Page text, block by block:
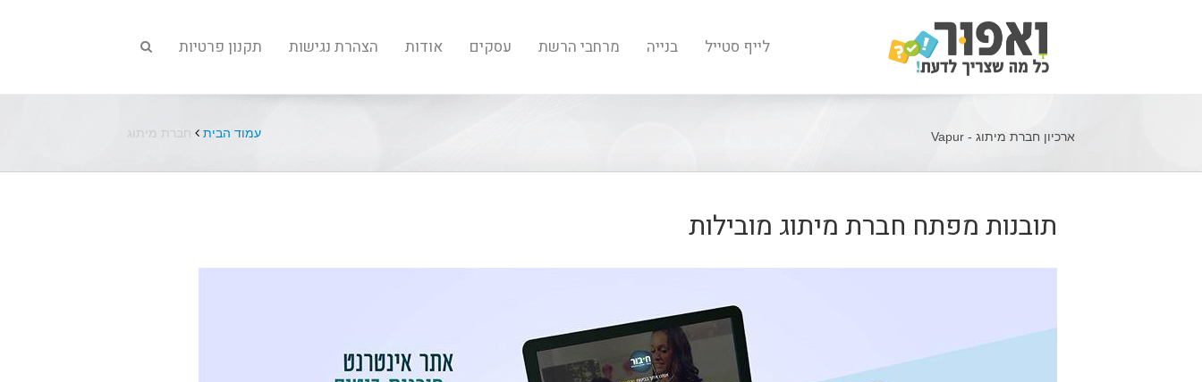
לייף סטייל בנייה מרחבי הרשת עסקים אודות הצהרת נגישות תקנון פרטיות
ארכיון חברת מיתוג - Vapur עמוד הבית חברת מיתוג
תובנות מפתח חברת מיתוג מובילות